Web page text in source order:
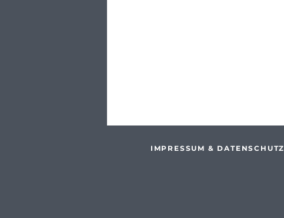
IMPRESSUM & DATENSCHUTZ